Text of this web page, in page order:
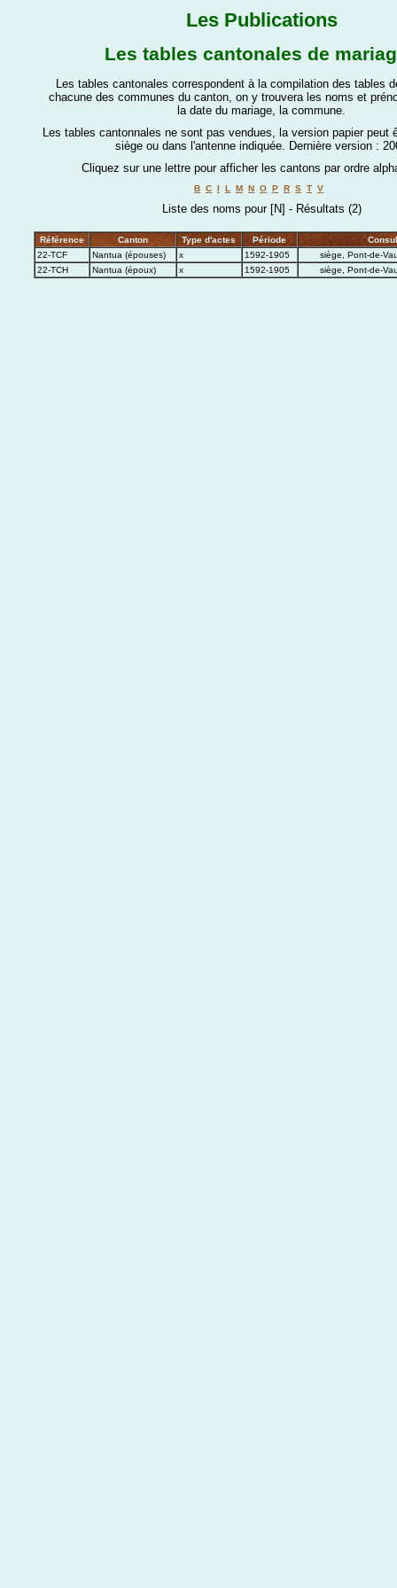
Les Publications
Les tables cantonales de
Les tables cantonales correspondent à la compilation des tables
chacune des communes du canton, on y trouvera les noms et
la date du mariage, la commune.
Les tables cantonnales ne sont pas vendues, la version papier peut
siège ou dans l'antenne indiquée. Dernière version :
Cliquez sur une lettre pour afficher les cantons par ordre
B C I L M N O P R S T V
Liste des noms pour [N] - Résultats (2)
Référence Canton Type d'actes Période
22-TCF
Nantua (épouses) x 1592-1905
siège, Pont-de-
22-TCH
Nantua (époux) x 1592-1905 siège, Pont-de-